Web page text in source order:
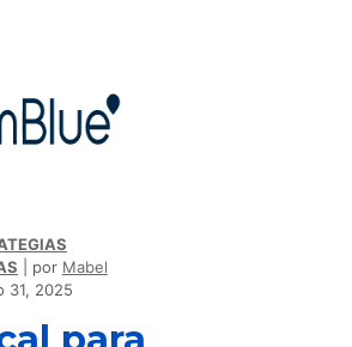
por Mabel
31, 2025